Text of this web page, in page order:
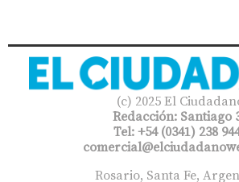
(c) 2025 El
Redacción: Santiago
Tel: +54 (0341) 238
Rosario, Santa Fe,